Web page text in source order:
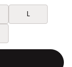
L
confermare un